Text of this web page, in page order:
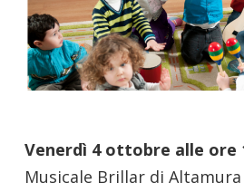
Venerdì 4 ottobre alle ore
Musicale Brillar di